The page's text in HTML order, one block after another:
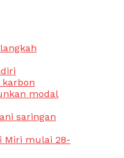
karbon
modal
saringan
Miri mulai 28-